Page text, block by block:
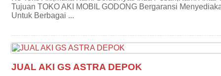
Tujuan TOKO AKI MOBIL GODONG Bergaransi
Untuk Berbagai ...
JUAL AKI GS ASTRA DEPOK